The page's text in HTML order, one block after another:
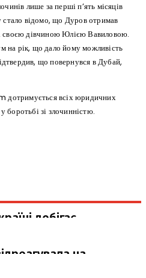
лише за перші п’ять місяців
відомо, що Дуров отримав
своєю дівчиною Юлією Вавиловою.
на рік, що дало йому можливість
що повернувся в Дубай,
всіх юридичних
боротьбі зі злочинністю.
добігає
на